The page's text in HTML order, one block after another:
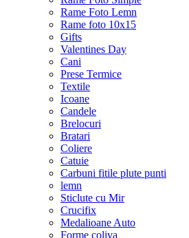
Rame Foto Lemn
Rame foto 10x15
Gifts
Valentines Day
Cani
Prese Termice
Textile
Icoane
Candele
Brelocuri
Bratari
Coliere
Catuie
Carbuni fitile plute punti
lemn
Sticlute cu Mir
Crucifix
Medalioane Auto
Forme coliva